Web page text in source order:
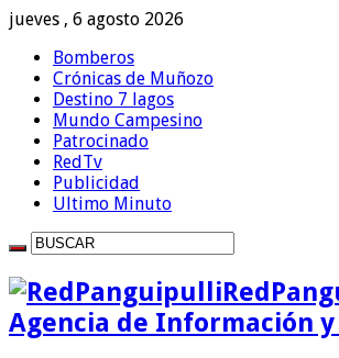
jueves , 6 agosto 2026
Bomberos
Crónicas de Muñozo
Destino 7 lagos
Mundo Campesino
Patrocinado
RedTv
Publicidad
Ultimo Minuto
Agencia de Información